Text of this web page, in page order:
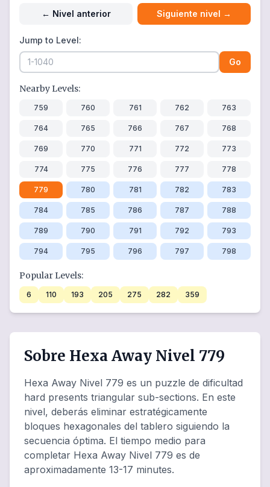
← Nivel anterior Siguiente nivel →
Jump to Level:
Go
Nearby Levels:
759 760 761 762 763
764 765 766 767 768
769 770 771 772 773
774 775 776 777 778
779 780 781 782 783
784 785 786 787 788
789 790 791 792 793
794 795 796 797 798
Popular Levels:
6 110 193 205 275 282 359
Sobre Hexa Away Nivel 779
Hexa Away Nivel 779 es un puzzle de dificultad
hard presents triangular sub-sections. En este
nivel, deberás eliminar estratégicamente
bloques hexagonales del tablero siguiendo la
secuencia óptima. El tiempo medio para
completar Hexa Away Nivel 779 es de
aproximadamente 13-17 minutes.